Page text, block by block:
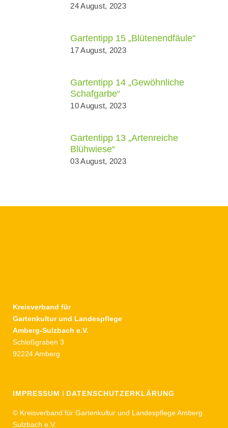
24 August, 2023
Gartentipp 15 „Blütenendfäule“
17 August, 2023
Gartentipp 14 „Gewöhnliche
Schafgarbe“
10 August, 2023
Gartentipp 13 „Artenreiche
Blühwiese“
03 August, 2023
Kreisverband für
Gartenkultur und Landespflege
Amberg-Sulzbach e.V.
Schloßgraben 3
92224 Amberg
IMPRESSUM I DATENSCHUTZERKLÄRUNG
© Kreisverband für Gartenkultur und Landespflege Amberg
Sulzbach e.V.